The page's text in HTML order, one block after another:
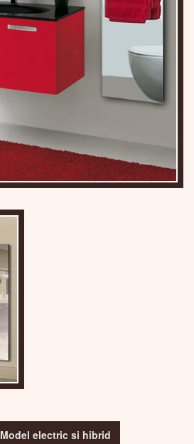
Model electric si hibrid